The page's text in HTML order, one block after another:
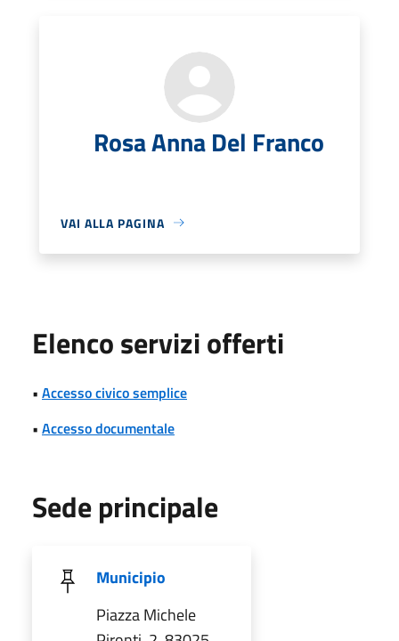
Rosa Anna Del Franco
VAI ALLA PAGINA
Elenco servizi offerti
• Accesso civico semplice
• Accesso documentale
Sede principale
Municipio
Piazza Michele